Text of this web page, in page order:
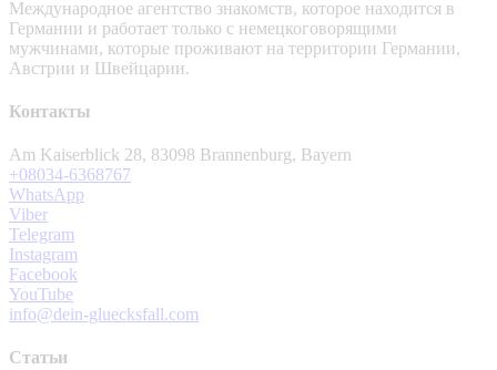
Международное агентство знакомств, которое находится в
Германии и работает только с немецкоговорящими
мужчинами, которые проживают на территории Германии,
Австрии и Швейцарии.
Контакты
Am Kaiserblick 28, 83098 Brannenburg, Bayern
+08034-6368767
WhatsApp
Viber
Telegram
Instagram
Facebook
YouTube
info@dein-gluecksfall.com
Статьи